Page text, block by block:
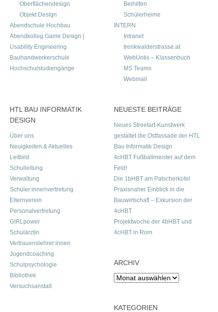
Oberflächendesign
Objekt Design
Abendschule Hochbau
Abendkolleg Game Design |
Usability Engineering
Bauhandwerkerschule
Hochschulstudiengänge
Beihilfen
Schülerheime
INTERN
Intranet
trenkwalderstrasse.at
WebUntis – Klassenbuch
MS Teams
Webmail
HTL BAU INFORMATIK
DESIGN
Über uns
Neuigkeiten & Aktuelles
Leitbild
Schulleitung
Verwaltung
Schüler:innenvertretung
Elternverein
Personalvertretung
G!RLpower
Schulärztin
Vertrauenslehrer:innen
Jugendcoaching
Schulpsychologie
Bibliothek
Versuchsanstalt
NEUESTE BEITRÄGE
Neues Streetart-Kunstwerk
gestaltet die Ostfassade der HTL
Bau Informatik Design
4cHBT Fußballmeister auf dem
Feld!
Die 1bHBT am Patscherkofel
Praxisnaher Einblick in die
Bauwirtschaft – Exkursion der
4cHBT
Projektwoche der 4bHBT und
4cHBT in Rom
ARCHIV
Archiv
KATEGORIEN